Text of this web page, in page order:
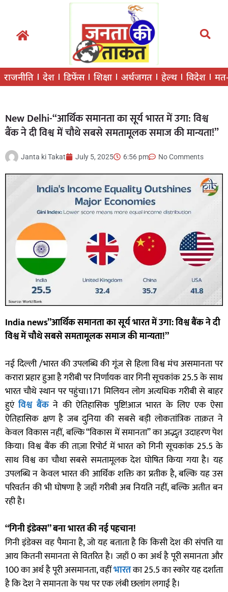
राजनीति देश डिफेंस शिक्षा अर्थजगत हेल्थ विदेश
New Delhi-“आर्थिक समानता का सूर्य भारत में उगा: विश्व
बैंक ने दी विश्व में चौथे सबसे समतामूलक समाज की मान्यता!”
Janta ki Takat July 5, 2025 6:56 pm No Comments
India news”आर्थिक समानता का सूर्य भारत में उगा: विश्व बैंक ने दी
विश्व में चौथे सबसे समतामूलक समाज की मान्यता!”
नई दिल्ली /भारत की उपलब्धि की गूंज से हिला विश्व मंच असमानता पर
करारा प्रहार हुआ है गरीबी पर निर्णायक वार गिनी सूचकांक 25.5 के साथ
भारत चौथे स्थान पर पहुंचा।171 मिलियन लोग अत्यधिक गरीबी से बाहर
हुएंविश्व बैंकने की ऐतिहासिक पुष्टि!आज भारत के लिए एक ऐसा
ऐतिहासिक क्षण है जब दुनिया की सबसे बड़ी लोकतांत्रिक ताक़त ने
केवल विकास नहीं, बल्कि “विकास में समानता” का अद्भुत उदाहरण पेश
किया। विश्व बैंक की ताज़ा रिपोर्ट में भारत को गिनी सूचकांक 25.5 के
साथ विश्व का चौथा सबसे समतामूलक देश घोषित किया गया है। यह
उपलब्धि न केवल भारत की आर्थिक शक्ति का प्रतीक है, बल्कि यह उस
परिवर्तन की भी घोषणा है जहाँ गरीबी अब नियति नहीं, बल्कि अतीत बन
रही है।
“गिनी इंडेक्स” बना भारत की नई पहचान!
गिनी इंडेक्स वह पैमाना है, जो यह बताता है कि किसी देश की संपत्ति या
आय कितनी समानता से वितरित है। जहाँ 0 का अर्थ है पूरी समानता और
100 का अर्थ है पूरी असमानता, वहींभारतका 25.5 का स्कोर यह दर्शाता
है कि देश ने समानता के पथ पर एक लंबी छलांग लगाई है।